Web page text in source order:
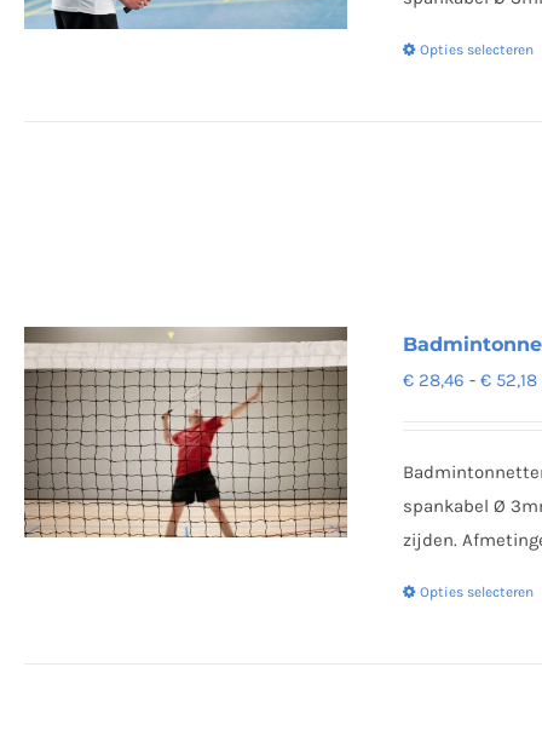
Opties selecteren
€ 28,46 - € 52,18
spankabel Ø
zijden.
Opties selecteren